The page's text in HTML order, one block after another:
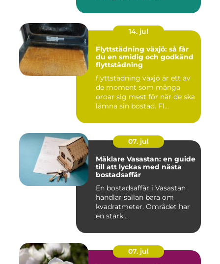
14. jul
Flyttstädning växjö: så får
du en smidig och godkänd
flyttstädning
flyttstädning växjö är ett av
de moment som många
oroar sig mest för när de ska
lämna sin bostad. Fl...
07. jul
Mäklare Vasastan: en guide
till att lyckas med nästa
bostadsaffär
En bostadsaffär i Vasastan
handlar sällan bara om
kvadratmeter. Området har
en stark...
07. jul